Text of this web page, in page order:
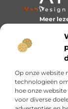
Op onze website
technologieën
hoe onze
voor diverse
Meer
het
Bericht
Onze